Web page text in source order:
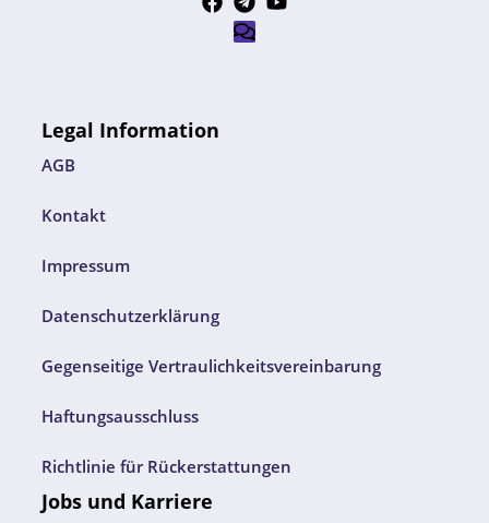
Legal Information
AGB
Kontakt
Impressum
Datenschutzerklärung
Gegenseitige Vertraulichkeitsvereinbarung
Haftungsausschluss
Richtlinie für Rückerstattungen
Jobs und Karriere